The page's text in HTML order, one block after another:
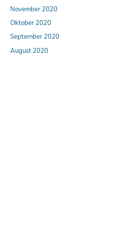
November 2020
Oktober 2020
September 2020
August 2020